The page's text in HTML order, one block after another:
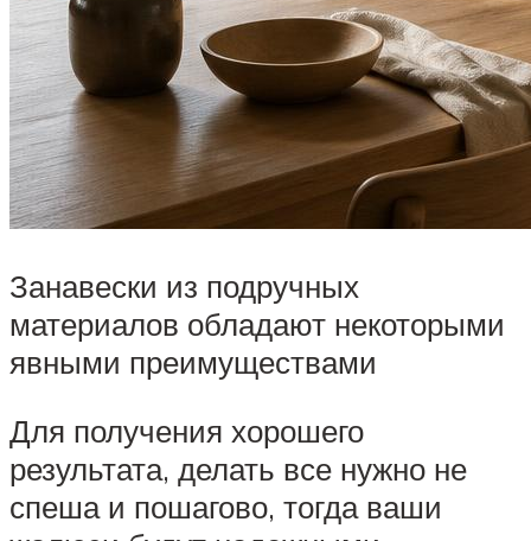
Занавески из подручных
материалов обладают некоторыми
явными преимуществами
Для получения хорошего
результата, делать все нужно не
спеша и пошагово, тогда ваши